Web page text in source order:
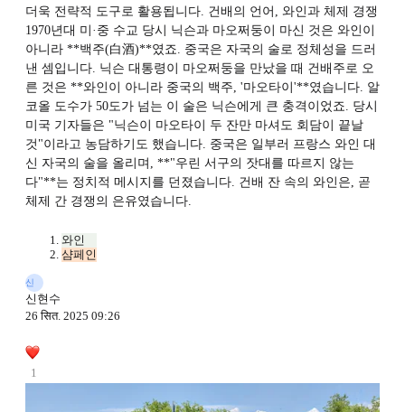
더욱 전략적 도구로 활용됩니다. 건배의 언어, 와인과 체제 경쟁
1970년대 미·중 수교 당시 닉슨과 마오쩌둥이 마신 것은 와인이
아니라 **백주(白酒)**였죠. 중국은 자국의 술로 정체성을 드러
낸 셈입니다. 닉슨 대통령이 마오쩌둥을 만났을 때 건배주로 오
른 것은 **와인이 아니라 중국의 백주, '마오타이'**였습니다. 알
코올 도수가 50도가 넘는 이 술은 닉슨에게 큰 충격이었죠. 당시
미국 기자들은 "닉슨이 마오타이 두 잔만 마셔도 회담이 끝날
것"이라고 농담하기도 했습니다. 중국은 일부러 프랑스 와인 대
신 자국의 술을 올리며, **"우린 서구의 잣대를 따르지 않는
다"**는 정치적 메시지를 던졌습니다. 건배 잔 속의 와인은, 곧
체제 간 경쟁의 은유였습니다.
와인
샴페인
신
신현수
26 सित. 2025 09:26
1